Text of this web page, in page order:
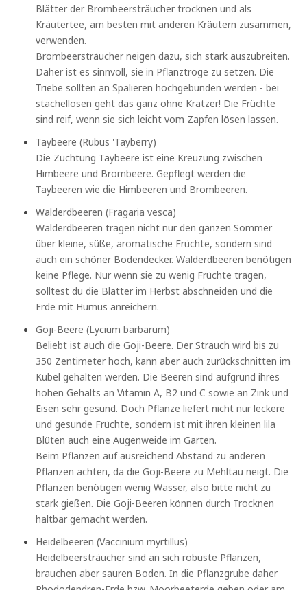
Blätter der Brombeersträucher trocknen und als
Kräutertee, am besten mit anderen Kräutern zusammen,
verwenden.
Brombeersträucher neigen dazu, sich stark auszubreiten.
Daher ist es sinnvoll, sie in Pflanztröge zu setzen. Die
Triebe sollten an Spalieren hochgebunden werden - bei
stachellosen geht das ganz ohne Kratzer! Die Früchte
sind reif, wenn sie sich leicht vom Zapfen lösen lassen.
Taybeere (Rubus 'Tayberry)
Die Züchtung Taybeere ist eine Kreuzung zwischen
Himbeere und Brombeere. Gepflegt werden die
Taybeeren wie die Himbeeren und Brombeeren.
Walderdbeeren (Fragaria vesca)
Walderdbeeren tragen nicht nur den ganzen Sommer
über kleine, süße, aromatische Früchte, sondern sind
auch ein schöner Bodendecker. Walderdbeeren benötigen
keine Pflege. Nur wenn sie zu wenig Früchte tragen,
solltest du die Blätter im Herbst abschneiden und die
Erde mit Humus anreichern.
Goji-Beere (Lycium barbarum)
Beliebt ist auch die Goji-Beere. Der Strauch wird bis zu
350 Zentimeter hoch, kann aber auch zurückschnitten im
Kübel gehalten werden. Die Beeren sind aufgrund ihres
hohen Gehalts an Vitamin A, B2 und C sowie an Zink und
Eisen sehr gesund. Doch Pflanze liefert nicht nur leckere
und gesunde Früchte, sondern ist mit ihren kleinen lila
Blüten auch eine Augenweide im Garten.
Beim Pflanzen auf ausreichend Abstand zu anderen
Pflanzen achten, da die Goji-Beere zu Mehltau neigt. Die
Pflanzen benötigen wenig Wasser, also bitte nicht zu
stark gießen. Die Goji-Beeren können durch Trocknen
haltbar gemacht werden.
Heidelbeeren (Vaccinium myrtillus)
Heidelbeersträucher sind an sich robuste Pflanzen,
brauchen aber sauren Boden. In die Pflanzgrube daher